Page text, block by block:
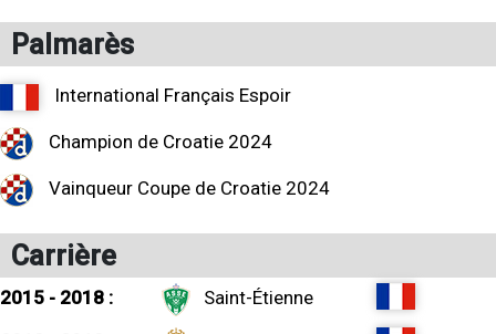
Palmarès
International Français Espoir
Champion de Croatie 2024
Vainqueur Coupe de Croatie 2024
Carrière
2015 - 2018 :
Saint-Étienne